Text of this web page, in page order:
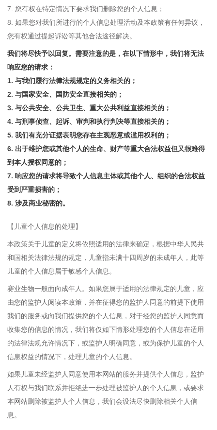
7. 您有权在特定情况下要求我们删除您的个人信息；
8. 如果您对我们所进行的个人信息处理活动及本政策有任何异议，
您有权通过提起诉讼等其他合法途径解决。
我们将尽快予以回复。需要注意的是，在以下情形中，我们将无法
响应您的请求：
1. 与我们履行法律法规规定的义务相关的；
2. 与国家安全、国防安全直接相关的；
3. 与公共安全、公共卫生、重大公共利益直接相关的；
4. 与刑事侦查、起诉、审判和执行判决等直接相关的；
5. 我们有充分证据表明您存在主观恶意或滥用权利的；
6. 出于维护您或其他个人的生命、财产等重大合法权益但又很难得
到本人授权同意的；
7. 响应您的请求将导致个人信息主体或其他个人、组织的合法权益
受到严重损害的；
8. 涉及商业秘密的。
【儿童个人信息的处理】
本政策关于儿童的定义将依照适用的法律来确定，根据中华人民共
和国相关法律法规的规定，儿童指未满十四周岁的未成年人，此等
儿童的个人信息属于敏感个人信息。
赛业生物一般面向成年人。如果您属于适用的法律规定的儿童，应
由您的监护人阅读本政策，并在征得您的监护人同意的前提下使用
我们的服务或向我们提供您的个人信息，对于经您的监护人同意而
收集您的信息的情况，我们将仅如下情形处理您的个人信息在适用
的法律法规允许情况下，或监护人明确同意，或为保护儿童的个人
信息权益的情况下，处理儿童的个人信息。
如果儿童未经监护人同意使用本网站的服务并提供个人信息，监护
人有权与我们联系并拒绝进一步处理被监护人的个人信息，或要求
本网站删除被监护人个人信息，我们会设法尽快删除相关个人信
息。